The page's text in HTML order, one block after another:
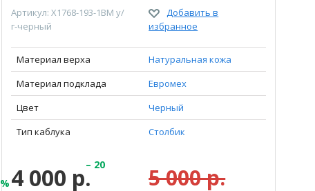
Артикул: X1768-193-1BM у/
г-черный
Добавить в
избранное
Материал верха
Натуральная кожа
Материал подклада
Евромех
Цвет
Черный
Тип каблука
Столбик
4 000 р.– 20
%
5 000 р.